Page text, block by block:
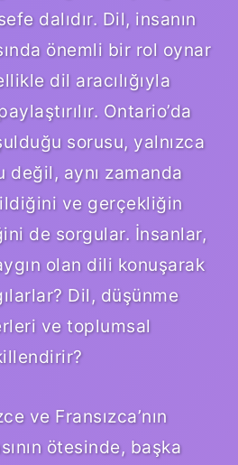
dalıdır. Dil, insanın
önemli bir rol oynar
dil aracılığıyla
Ontario’da
sorusu, yalnızca
değil, aynı zamanda
ve gerçekliğin
de sorgular. İnsanlar,
olan dili konuşarak
Dil, düşünme
ve toplumsal
ve Fransızca’nın
ötesinde, başka